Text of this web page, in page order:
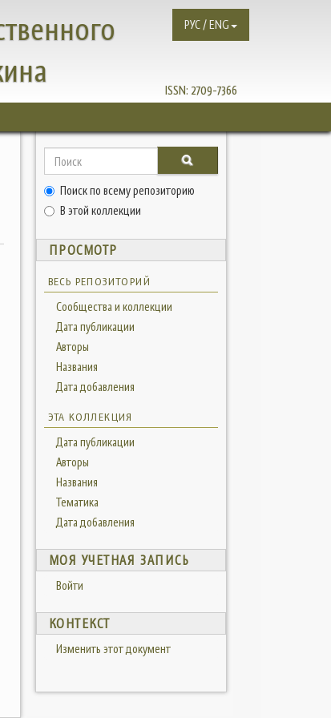
ISSN: 2709-7366
РУС / ENG
Поиск по всему репозиторию
В этой коллекции
ПРОСМОТР
ВЕСЬ РЕПОЗИТОРИЙ
Сообщества и коллекции
Дата публикации
Авторы
Названия
Дата добавления
ЭТА КОЛЛЕКЦИЯ
Дата публикации
Авторы
Названия
Тематика
Дата добавления
МОЯ УЧЕТНАЯ ЗАПИСЬ
Войти
КОНТЕКСТ
Изменить этот документ